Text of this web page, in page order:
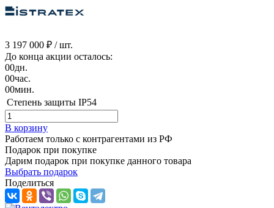
3 197 000 ₽ / шт.
До конца акции осталось:
00дн.
00час.
00мин.
Степень защиты IP54
В корзину
Работаем только с контрагентами из РФ
Подарок при покупке
Дарим подарок при покупке данного товара
Выбрать подарок
Поделиться